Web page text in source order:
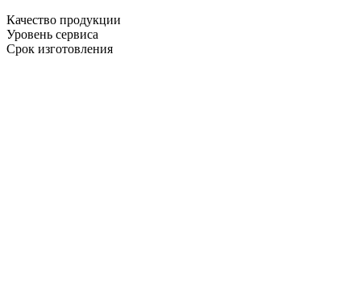
Качество продукции
Уровень сервиса
Срок изготовления